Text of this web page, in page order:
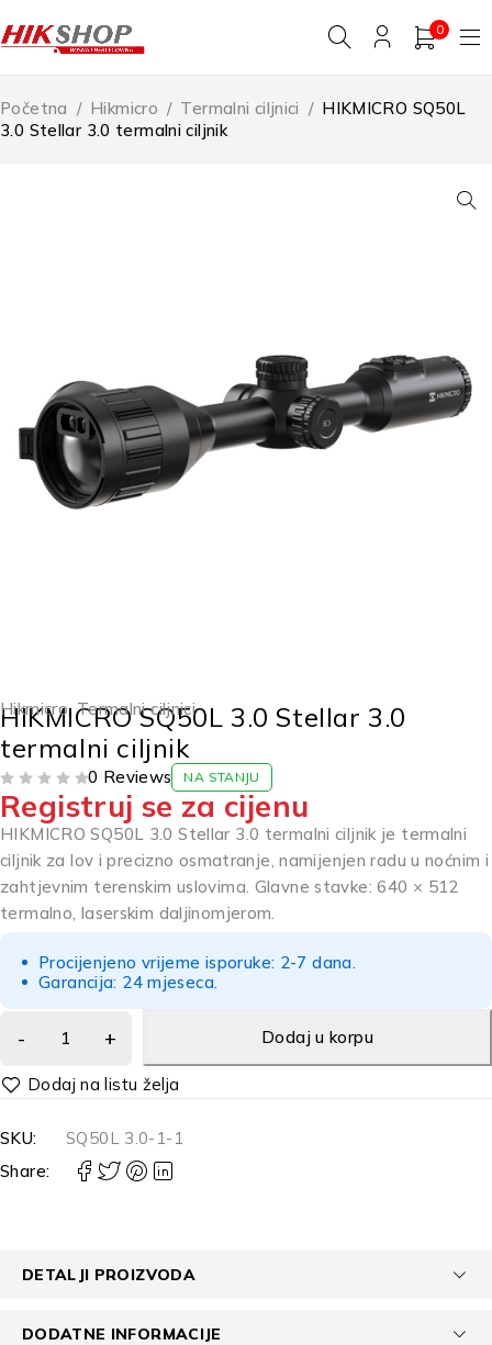
0
Početna / Hikmicro / Termalni ciljnici / HIKMICRO SQ50L
3.0 Stellar 3.0 termalni ciljnik
Hikmicro,Termalni ciljnici
HIKMICRO SQ50L 3.0 Stellar 3.0
termalni ciljnik
0 Reviews NA STANJU
Registruj se za cijenu
HIKMICRO SQ50L 3.0 Stellar 3.0 termalni ciljnik je termalni
ciljnik za lov i precizno osmatranje, namijenjen radu u noćnim i
zahtjevnim terenskim uslovima. Glavne stavke: 640 × 512
termalno, laserskim daljinomjerom.
Procijenjeno vrijeme isporuke: 2-7 dana.
Garancija: 24 mjeseca.
Dodaj u korpu
Alternative:
SKU:
SQ50L 3.0-1-1
Share:
DETALJI PROIZVODA
DODATNE INFORMACIJE